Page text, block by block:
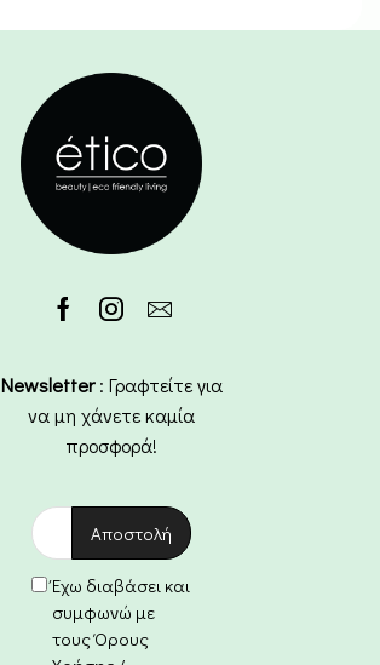
Newsletter: Γραφτείτε για
να μη χάνετε καμία
προσφορά!
Έχω διαβάσει και
συμφωνώ με
τους Όρους